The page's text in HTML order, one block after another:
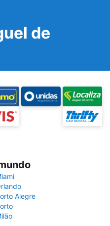
de
Alegre